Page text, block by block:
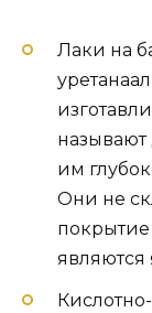
Лаки на
называют
им
Они не
являются